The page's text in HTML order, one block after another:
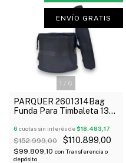
1 / 6
ENVÍO GRATIS
PARQUER 2601314Bag
Funda Para Timbaleta 13"
Soporte Outlet!
6 cuotas sin interés de$18.483,17
$152.999,00 $110.899,00
$99.809,10 con Transferencia o
depósito